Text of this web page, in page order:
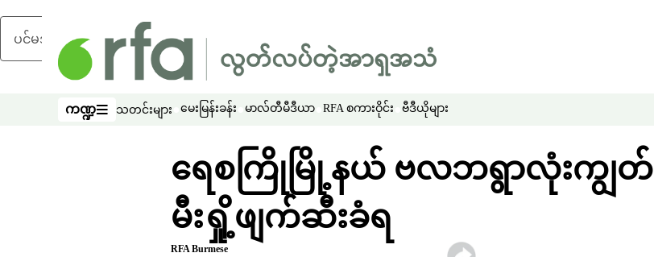
ပင်မအကြောင်းအရာသို့ ကျော်ရန်
ကဏ္ဍ
ကဏ္ဍ သတင်းများ မေးမြန်းခန်း မာလ်တီမီဒီယာ RFA စကားဝိုင်း ဗီဒီယိုများ
ရေစကြိုမြို့နယ် ဗလဘရွာလုံးကျွတ်
မီးရှို့ဖျက်ဆီးခံရ
RFA Burmese